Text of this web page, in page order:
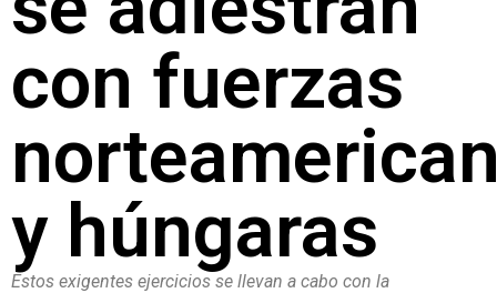
con fuerzas
y húngaras
Estos exigentes ejercicios se llevan a cabo con la